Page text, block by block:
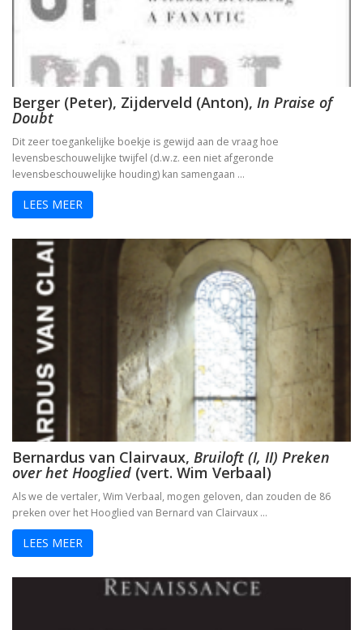
Berger (Peter), Zijderveld (Anton), In Praise of
Doubt
Dit zeer toegankelijke boekje is gewijd aan de vraag hoe
levensbeschouwelijke twijfel (d.w.z. een niet afgeronde
levensbeschouwelijke houding) kan samengaan …
LEES MEER
Bernardus van Clairvaux, Bruiloft (I, II) Preken
over het Hooglied (vert. Wim Verbaal)
Als we de vertaler, Wim Verbaal, mogen geloven, dan zouden de 86
preken over het Hooglied van Bernard van Clairvaux …
LEES MEER